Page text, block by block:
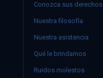
Conozca sus derechos
Nuestra filosofía
Nuestra asistencia
Qué le brindamos
Ruidos molestos